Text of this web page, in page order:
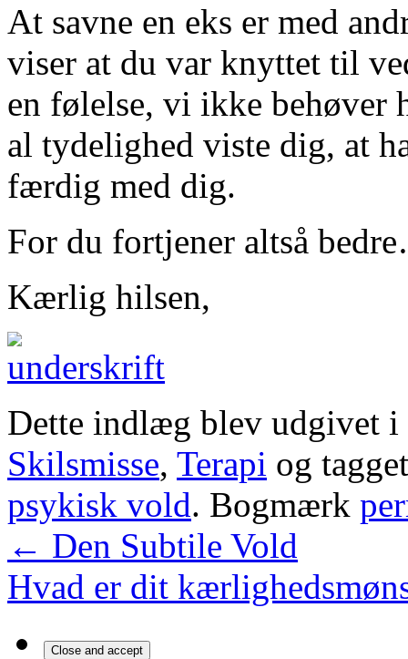
At savne en eks er med
viser at du var knyttet til
en følelse, vi ikke behøver
al tydelighed viste dig, at
færdig med dig.
For du fortjener altså
Kærlig hilsen,
Dette indlæg blev udgivet i
Skilsmisse, Terapi og
psykisk vold. Bogmærk
← Den Subtile Vold
Hvad er dit